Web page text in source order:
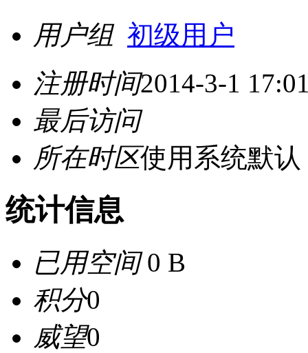
用户组 初级用户
注册时间2014-3-1
最后访问
所在时区使用系统默认
统计信息
已用空间0 B
积分0
威望0